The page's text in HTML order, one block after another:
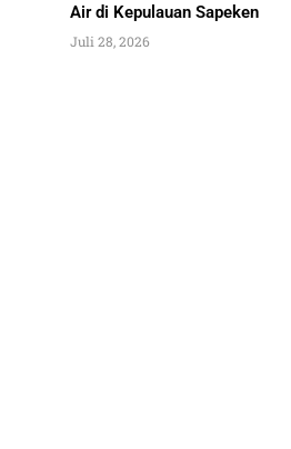
Air di Kepulauan Sapeken
Juli 28, 2026